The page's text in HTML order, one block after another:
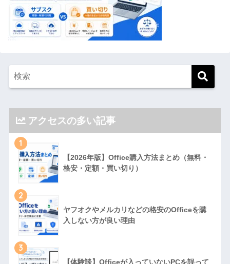
アクセスの多い記事
1
【2026年版】Office購入方法まとめ（無料・
格安・定額・買い切り）
2
ヤフオクやメルカリなどの格安のOfficeを購
入しない方が良い理由
3
【体験談】Officeが入っていないPCを誤って